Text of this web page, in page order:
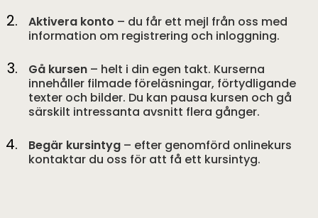
Aktivera konto – du får ett mejl från oss med
information om registrering och inloggning.
Gå kursen – helt i din egen takt. Kurserna
innehåller filmade föreläsningar, förtydligande
texter och bilder. Du kan pausa kursen och gå
särskilt intressanta avsnitt flera gånger.
Begär kursintyg – efter genomförd onlinekurs
kontaktar du oss för att få ett kursintyg.